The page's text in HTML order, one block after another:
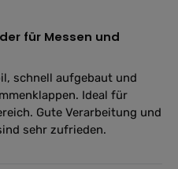
für Messen und
schnell aufgebaut und
Ideal für
Gute Verarbeitung und
sehr zufrieden.